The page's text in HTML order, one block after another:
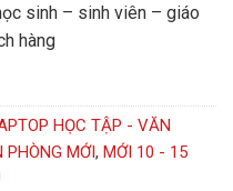
sinh – sinh viên – giáo
hàng
HỌC TẬP - VĂN
MỚI, MỚI 10 - 15